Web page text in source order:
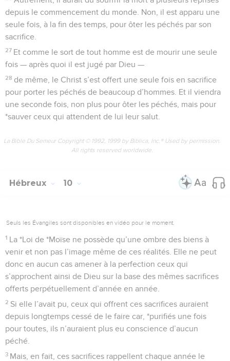
depuis le commencement du monde. Non, il est apparu une
seule fois, à la fin des temps, pour ôter les péchés par son
sacrifice.
27 Et comme le sort de tout homme est de mourir une seule
fois — après quoi il est jugé par Dieu —
28 de même, le Christ s’est offert une seule fois en sacrifice
pour porter les péchés de beaucoup d’hommes. Et il viendra
une seconde fois, non plus pour ôter les péchés, mais pour
*sauver ceux qui attendent de lui leur salut.
La Bible Du Semeur Copyright © 1992, 1999 by Biblica, Inc.® Used by permission.
All rights reserved worldwide.
Hébreux 10
Seuls les Évangiles sont disponibles en vidéo pour le moment.
1 La *Loi de *Moïse ne possède qu’une ombre des biens à
venir et non pas l’image même de ces réalités. Elle ne peut
donc en aucun cas amener à la perfection ceux qui
s’approchent ainsi de Dieu sur la base des mêmes sacrifices
offerts perpétuellement d’année en année.
2 Si elle l’avait pu, ceux qui offrent ces sacrifices auraient
depuis longtemps cessé de le faire car, *purifiés une fois
pour toutes, ils n’auraient plus eu conscience d’aucun
péché.
3 Mais, en fait, ces sacrifices rappellent chaque année le